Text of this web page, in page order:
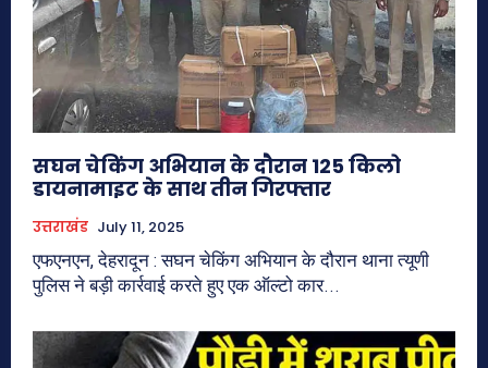
सघन चेकिंग अभियान के दौरान 125 किलो
डायनामाइट के साथ तीन गिरफ्तार
उत्तराखंड July 11, 2025
एफएनएन, देहरादून : सघन चेकिंग अभियान के दौरान थाना त्यूणी
पुलिस ने बड़ी कार्रवाई करते हुए एक ऑल्टो कार...